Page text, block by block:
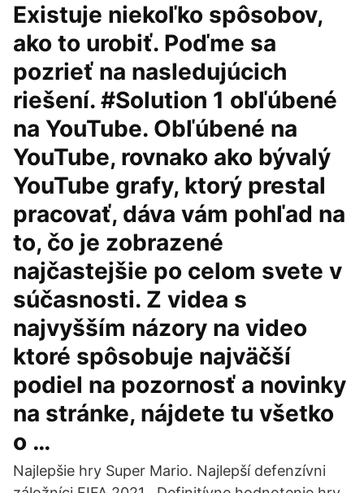
Existuje niekoľko spôsobov,
ako to urobiť. Poďme sa
pozrieť na nasledujúcich
riešení. #Solution 1 obľúbené
na YouTube. Obľúbené na
YouTube, rovnako ako bývalý
YouTube grafy, ktorý prestal
pracovať, dáva vám pohľad na
to, čo je zobrazené
najčastejšie po celom svete v
súčasnosti. Z videa s
najvyšším názory na video
ktoré spôsobuje najväčší
podiel na pozornosť a novinky
na stránke, nájdete tu všetko
o …
Najlepšie hry Super Mario. Najlepší defenzívni